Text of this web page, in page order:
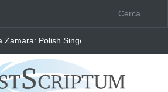
Zamara: Polish Singers' Alliance ofAmerica